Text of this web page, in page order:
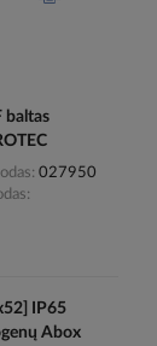
baltas
027950
IP65
Abox